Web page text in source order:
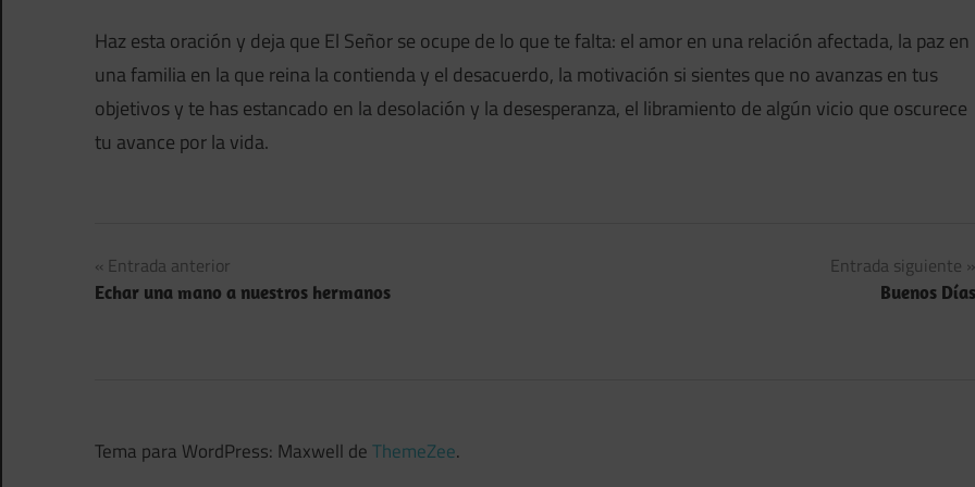
Haz esta oración y deja que El Señor se ocupe de lo que te falta: el amor en una relación afectada, la paz en
una familia en la que reina la contienda y el desacuerdo, la motivación si sientes que no avanzas en tus
objetivos y te has estancado en la desolación y la desesperanza, el libramiento de algún vicio que oscurece
tu avance por la vida.
Navegación
de
Entrada anterior
Echar una mano a nuestros hermanos
Entrada siguiente
Buenos Días
Tema para WordPress: Maxwell deThemeZee.